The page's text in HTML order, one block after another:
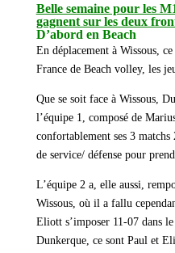
Belle semaine pour les
gagnent sur les deux
D’abord en Beach
En déplacement à Wissous,
France de Beach volley, les
Que se soit face à Wissous,
l’équipe 1, composé de
confortablement ses 3
de service/ défense pour
L’équipe 2 a, elle aussi,
Wissous, où il a fallu
Eliott s’imposer 11-07 dans
Dunkerque, ce sont Paul et